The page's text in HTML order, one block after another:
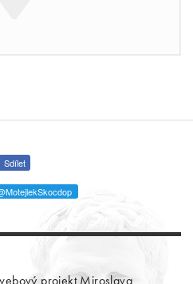
Sdílet
projekt Miroslava